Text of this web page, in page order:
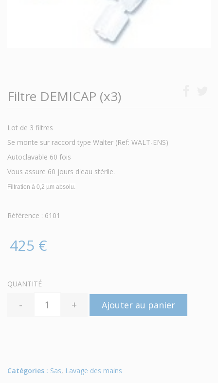
Filtre DEMICAP (x3)
Lot de 3 filtres
Se monte sur raccord type Walter (Ref: WALT-ENS)
Autoclavable 60 fois
Vous assure 60 jours d'eau stérile.
Filtration à 0,2 µm absolu.
Référence : 6101
425 €
QUANTITÉ
- + Ajouter au panier
Catégories : Sas, Lavage des mains